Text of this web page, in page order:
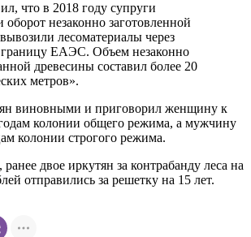
что в 2018 году супруги
оборот незаконно заготовленной
лесоматериалы через
ЕАЭС. Объем незаконно
древесины составил более 20
метров».
виновными и приговорил женщину к
колонии общего режима, а мужчину
колонии строгого режима.
, ранее двое иркутян за контрабанду леса на
отправились за решетку на 15 лет.